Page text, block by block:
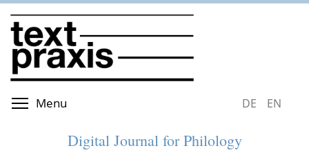
Skip
to
main
content
Menu DEUTSCH
Digital Journal for Philology